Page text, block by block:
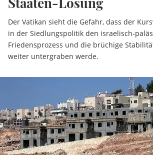
Der Vatikan sieht die Gefahr, dass der
in der Siedlungspolitik den israelisch-
Friedensprozess und die brüchige
weiter untergraben werde.